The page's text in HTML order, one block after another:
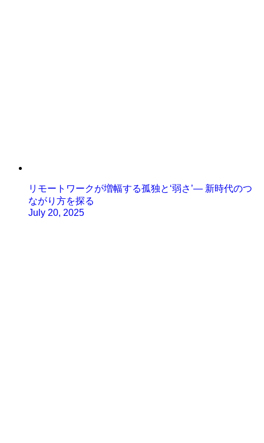
リモートワークが増幅する孤独と‘弱さ’— 新時代のつ
ながり方を探る
July 20, 2025